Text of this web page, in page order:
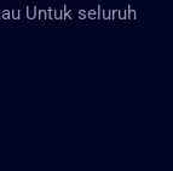
Untuk seluruh